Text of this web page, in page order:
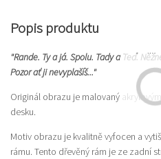
Popis produktu
"Rande. Ty a já. Spolu. Tady a Teď.
Pozor ať ji nevyplašíš..."
Originál obrazu je malovaný
desku.
Motiv obrazu je kvalitně vyfocen a
rámu. Tento dřevěný rám je ze zadní